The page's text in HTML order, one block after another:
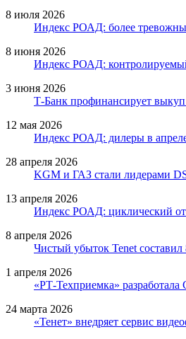
8 июля 2026
Индекс РОАД: более
8 июня 2026
Индекс РОАД: контролируемый
3 июня 2026
Т-Банк профинансирует выкуп
12 мая 2026
Индекс РОАД: дилеры в
28 апреля 2026
KGM и ГАЗ стали лидерами
13 апреля 2026
Индекс РОАД: циклический
8 апреля 2026
Чистый убыток Tenet
1 апреля 2026
«РТ-Техприемка» разработала
24 марта 2026
«Тенет» внедряет сервис